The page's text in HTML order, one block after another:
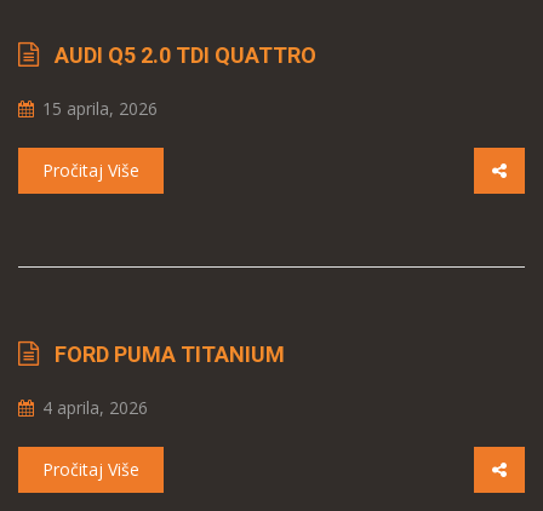
AUDI Q5 2.0 TDI QUATTRO
15 aprila, 2026
Pročitaj Više
FORD PUMA TITANIUM
4 aprila, 2026
Pročitaj Više